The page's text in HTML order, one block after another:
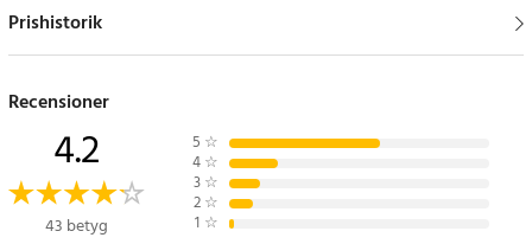
Pedaltränaren är utrustad med en LCD-skärm för enkel
övervakning, en justerbar motståndsknapp för att anpassa
träningen efter dina behov, och justerbara fotband samt en halkfri
Specifikation
- Storlek: 40,5 x 41 x 31 cm
- Vikt: ca. 3,5 kg
Prishistorik
Recensioner
4.2
43 betyg
5 ☆
4 ☆
3 ☆
2 ☆
1 ☆